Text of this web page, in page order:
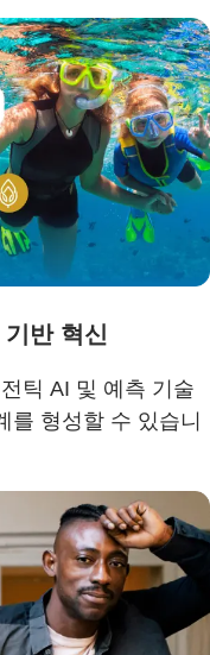
반 혁신
틱 AI 및 예측 기술
를 형성할 수 있습니